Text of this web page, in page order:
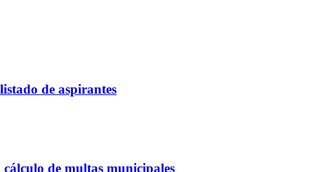
de aspirantes
de multas municipales